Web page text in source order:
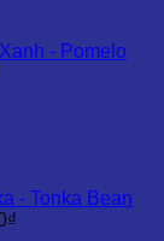
- Pomelo
- Tonka Bean
₫